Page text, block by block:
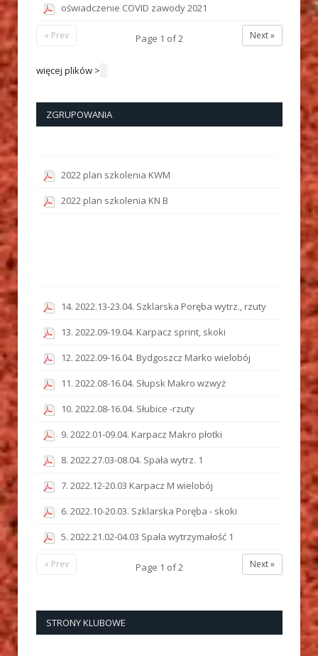
oświadczenie COVID zawody 2021
Next »
Page 1 of2
« Prev
więcej plików >
ZGRUPOWANIA
2022 plan szkolenia KWM
2022 plan szkolenia KN B
14. 2022.13-23.04. Szklarska Poręba wytrz., rzuty
13. 2022.09-19.04. Karpacz sprint, skoki
12. 2022.09-16.04. Bydgoszcz Marko wielobój
11. 2022.08-16.04. Słupsk Makro wzwyż
10. 2022.08-16.04. Słubice -rzuty
9. 2022.01-09.04. Karpacz Makro płotki
8. 2022.27.03-08.04. Spała wytrz. 1
7. 2022.12-20.03 Karpacz M wielobój
6. 2022.10-20.03. Szklarska Poręba - skoki
5. 2022.21.02-04.03 Spała wytrzymałość 1
Next »
Page 1 of2
« Prev
STRONY KLUBOWE